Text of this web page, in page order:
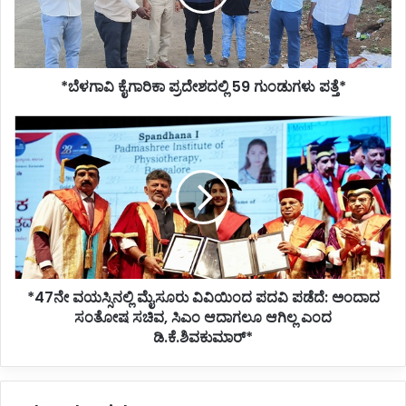
ಪತ್ತೆ*
*ಬೆಳಗಾವಿ ಕೈಗಾರಿಕಾ ಪ್ರದೇಶದಲ್ಲಿ 59 ಗುಂಡುಗಳು ಪತ್ತೆ*
ವಯಸ್ಸಿನಲ್ಲಿ
ಮೈಸೂರು
ವಿವಿಯಿಂದ
ಪದವಿ
ಪಡೆದೆ:
ಅಂದಾದ
ಸಂತೋಷ
ಸಚಿವ,
ಸಿಎಂ*47ನೇ ವಯಸ್ಸಿನಲ್ಲಿ ಮೈಸೂರು ವಿವಿಯಿಂದ ಪದವಿ ಪಡೆದೆ: ಅಂದಾದ
ಸಂತೋಷ ಸಚಿವ, ಸಿಎಂ ಆದಾಗಲೂ ಆಗಿಲ್ಲ ಎಂದ
ಡಿ.ಕೆ.ಶಿವಕುಮಾರ್*